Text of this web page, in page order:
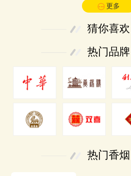
更多
猜你喜欢
热门品牌
热门香烟